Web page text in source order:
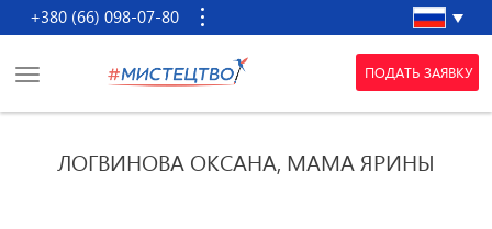
+380 (66) 098-07-80
ПОДАТЬ ЗАЯВКУ
ЛОГВИНОВА ОКСАНА, МАМА ЯРИНЫ